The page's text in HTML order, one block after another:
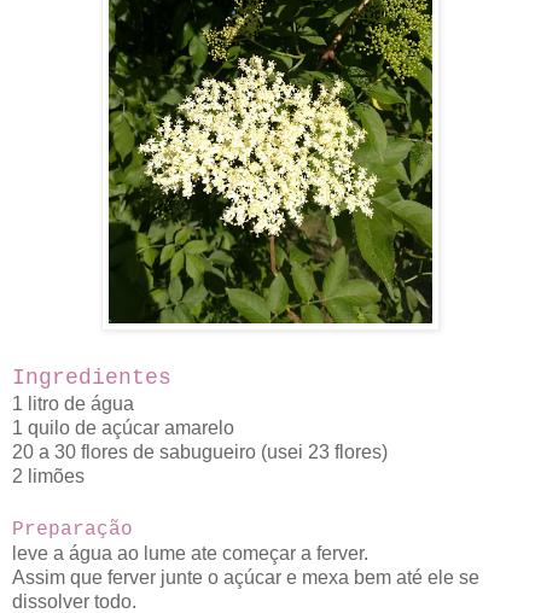
Ingredientes
1 litro de água
1 quilo de açúcar amarelo
20 a 30 flores de sabugueiro (usei 23 flores)
2 limões
Preparação
leve a água ao lume ate começar a ferver.
Assim que ferver junte o açúcar e mexa bem até ele se
dissolver todo.